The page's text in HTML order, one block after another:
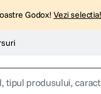
Godox! Vezi selectia!
produsului,